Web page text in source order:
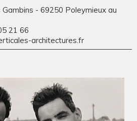
- 69250 Poleymieux au
21 66
architectures.fr